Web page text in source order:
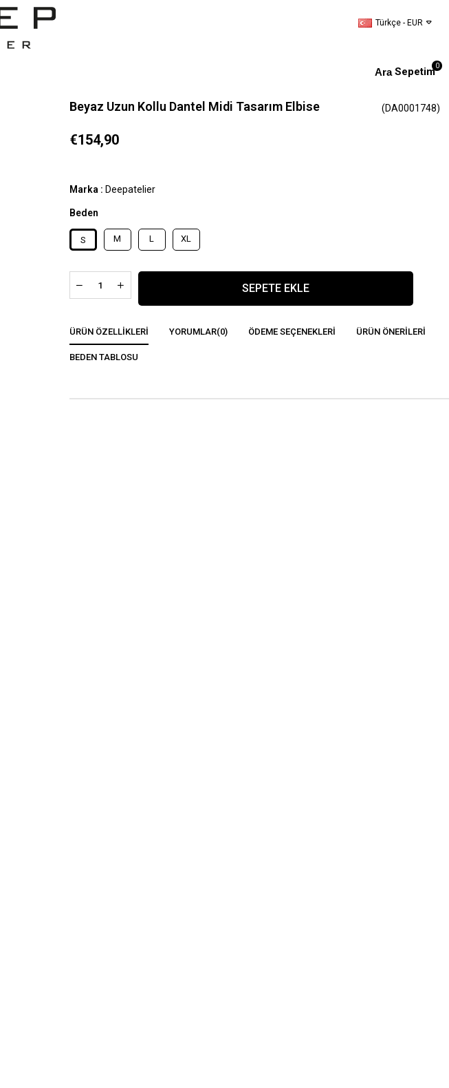
Türkçe - EUR
Sepetim0
Beyaz Uzun Kollu Dantel Midi Tasarım Elbise (DA0001748)
€154,90
Marka : Deepatelier
Beden
S M L XL
ÜRÜN ÖZELLIKLERI YORUMLAR(0) ÖDEME SEÇENEKLERI ÜRÜN ÖNERILERI
BEDEN TABLOSU